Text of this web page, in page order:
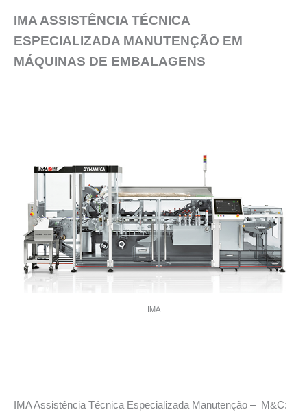
IMA ASSISTÊNCIA TÉCNICA
ESPECIALIZADA MANUTENÇÃO EM
MÁQUINAS DE EMBALAGENS
IMA
IMA Assistência Técnica Especializada Manutenção – M&C: